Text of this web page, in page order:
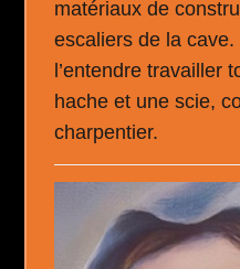
matériaux de
escaliers de la
l’entendre travailler
hache et une scie,
charpentier.